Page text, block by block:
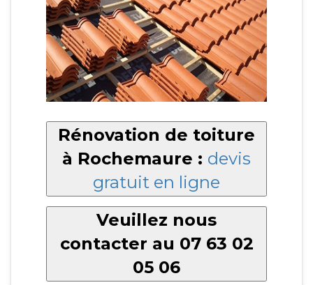
Rénovation de toiture
à Rochemaure : devis
gratuit en ligne
Veuillez nous
contacter au 07 63 02
05 06